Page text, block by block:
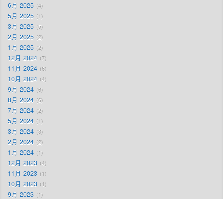
6月 2025 4
5月 2025 1
3月 2025 5
2月 2025 2
1月 2025 2
12月 2024 7
11月 2024 6
10月 2024 4
9月 2024 6
8月 2024 6
7月 2024 2
5月 2024 1
3月 2024 3
2月 2024 2
1月 2024 1
12月 2023 4
11月 2023 1
10月 2023 1
9月 2023 1